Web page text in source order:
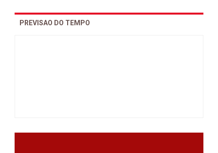
PREVISAO DO TEMPO